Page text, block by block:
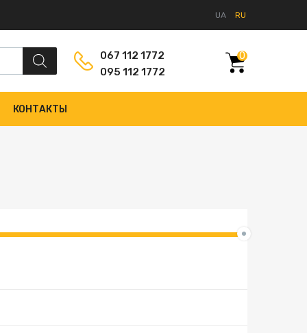
UA RU
067 112 1772
095 112 1772
0
КОНТАКТЫ